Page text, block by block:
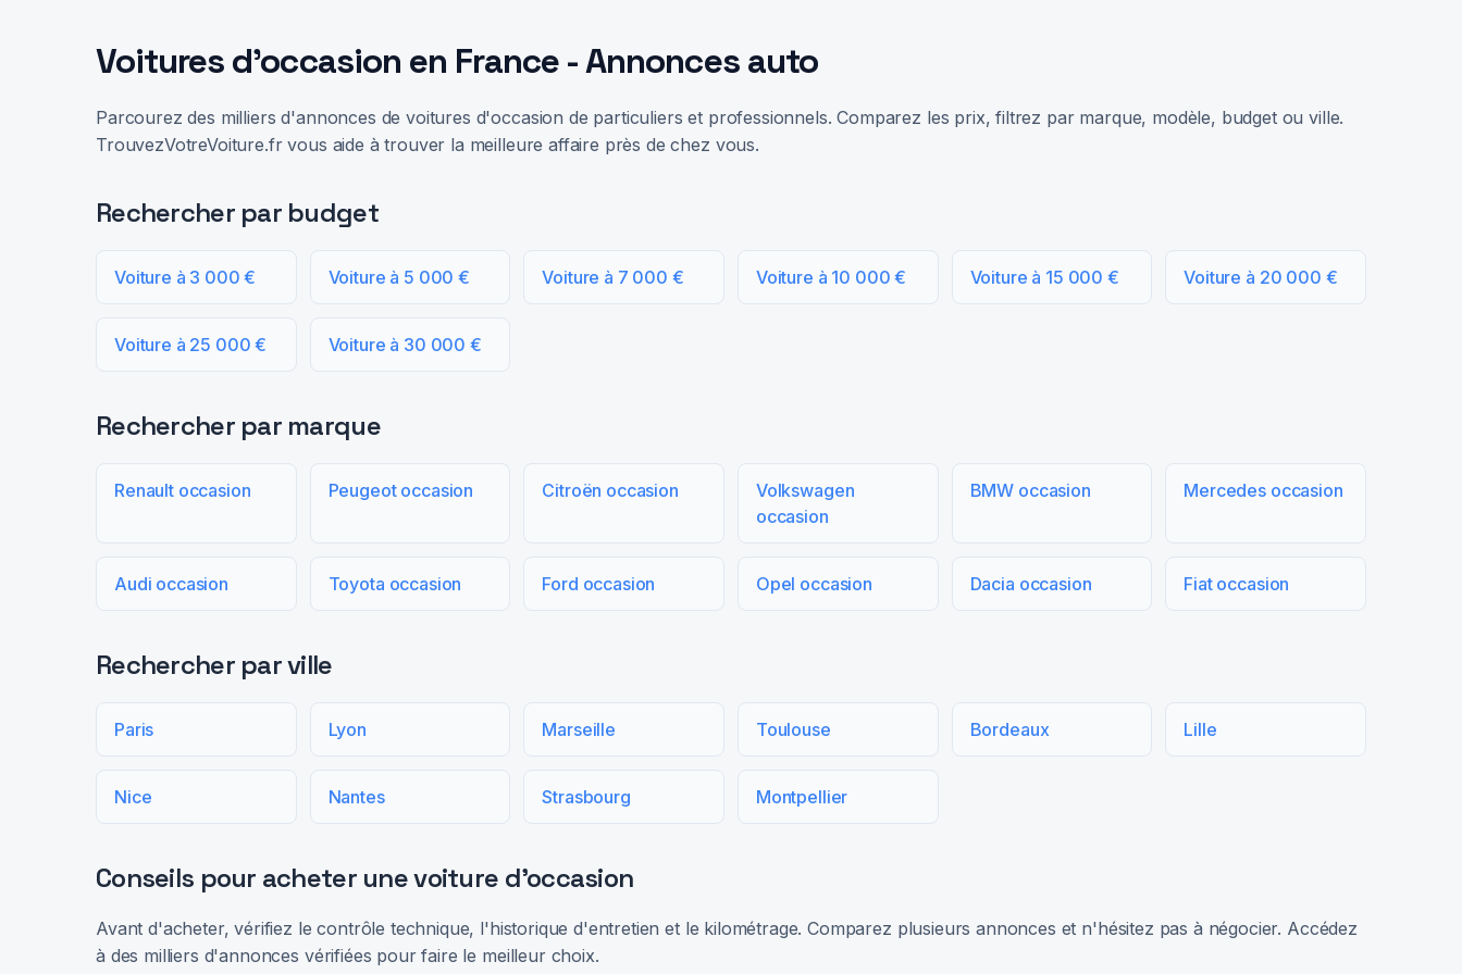
Voitures d'occasion en France - Annonces auto
Parcourez des milliers d'annonces de voitures d'occasion de particuliers et professionnels. Comparez les prix, filtrez par marque, modèle, budget ou ville.
TrouvezVotreVoiture.fr vous aide à trouver la meilleure affaire près de chez vous.
Rechercher par budget
Voiture à 3 000 € Voiture à 5 000 € Voiture à 7 000 € Voiture à 10 000 € Voiture à 15 000 € Voiture à 20 000 €
Voiture à 25 000 € Voiture à 30 000 €
Rechercher par marque
Renault occasion Peugeot occasion Citroën occasion
Volkswagen
occasion
BMW occasion Mercedes occasion
Audi occasion Toyota occasion Ford occasion Opel occasion Dacia occasion Fiat occasion
Rechercher par ville
Paris Lyon Marseille Toulouse Bordeaux Lille
Nice Nantes Strasbourg Montpellier
Conseils pour acheter une voiture d'occasion
Avant d'acheter, vérifiez le contrôle technique, l'historique d'entretien et le kilométrage. Comparez plusieurs annonces et n'hésitez pas à négocier. Accédez
à des milliers d'annonces vérifiées pour faire le meilleur choix.